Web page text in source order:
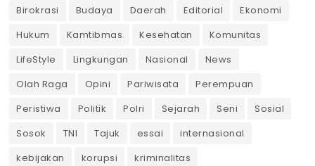
Birokrasi Budaya Daerah Editorial
Ekonomi
Hukum
Kamtibmas Kesehatan
Komunitas
LifeStyle
Lingkungan Nasional
News
Olah Raga
Opini Pariwisata
Perempuan
Peristiwa
Politik Polri Sejarah Seni
Sosial
Sosok
TNI Tajuk essai
internasional
kebijakan
korupsi kriminalitas